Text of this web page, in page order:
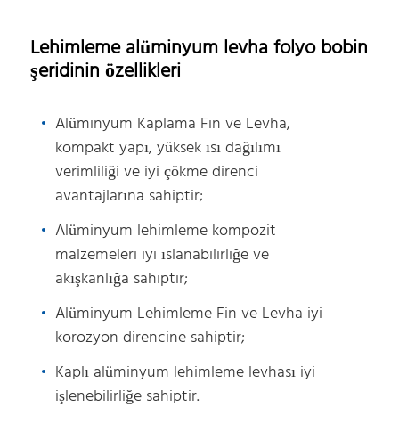
Lehimleme alüminyum levha folyo bobin
şeridinin özellikleri
Alüminyum Kaplama Fin ve Levha,
kompakt yapı, yüksek ısı dağılımı
verimliliği ve iyi çökme direnci
avantajlarına sahiptir;
Alüminyum lehimleme kompozit
malzemeleri iyi ıslanabilirliğe ve
akışkanlığa sahiptir;
Alüminyum Lehimleme Fin ve Levha iyi
korozyon direncine sahiptir;
Kaplı alüminyum lehimleme levhası iyi
işlenebilirliğe sahiptir.